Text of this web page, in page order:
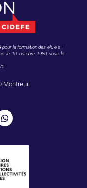
la formation des élu·e·s –
le 10 octobre 1980 sous le
Montreuil